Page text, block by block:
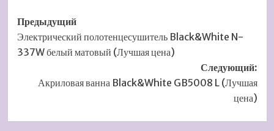
Навигация
записи
Предыдущий
Электрический полотенцесушитель Black&White N-
337W белый матовый (Лучшая цена)
Следующий:
Акриловая ванна Black&White GB5008 L (Лучшая
цена)